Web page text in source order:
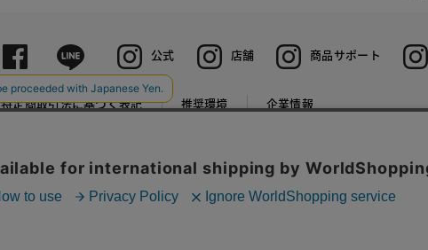
公式 店舗 商品サポート
特定商取引法に基づく表記 推奨環境 企業情報